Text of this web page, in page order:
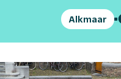
Alkmaar